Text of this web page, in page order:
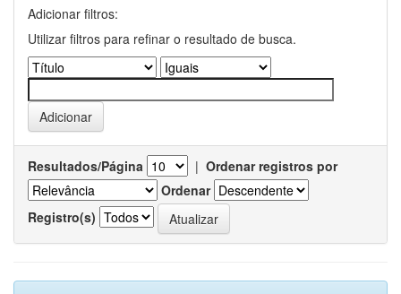
Adicionar filtros:
Utilizar filtros para refinar o resultado de busca.
Resultados/Página | Ordenar registros por
Ordenar
Registro(s)